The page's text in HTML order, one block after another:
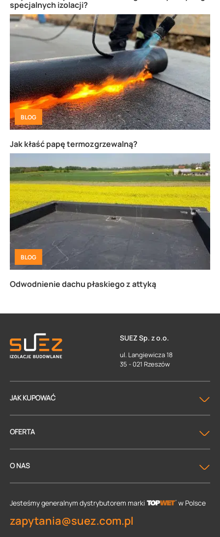
specjalnych izolacji?
BLOG
Jak kłaść papę termozgrzewalną?
BLOG
Odwodnienie dachu płaskiego z attyką
SUEZ Sp. z o.o.
ul. Langiewicza 18
35 - 021 Rzeszów
JAK KUPOWAĆ
OFERTA
O NAS
Jesteśmy generalnym dystrybutorem marki w Polsce
zapytania@suez.com.pl